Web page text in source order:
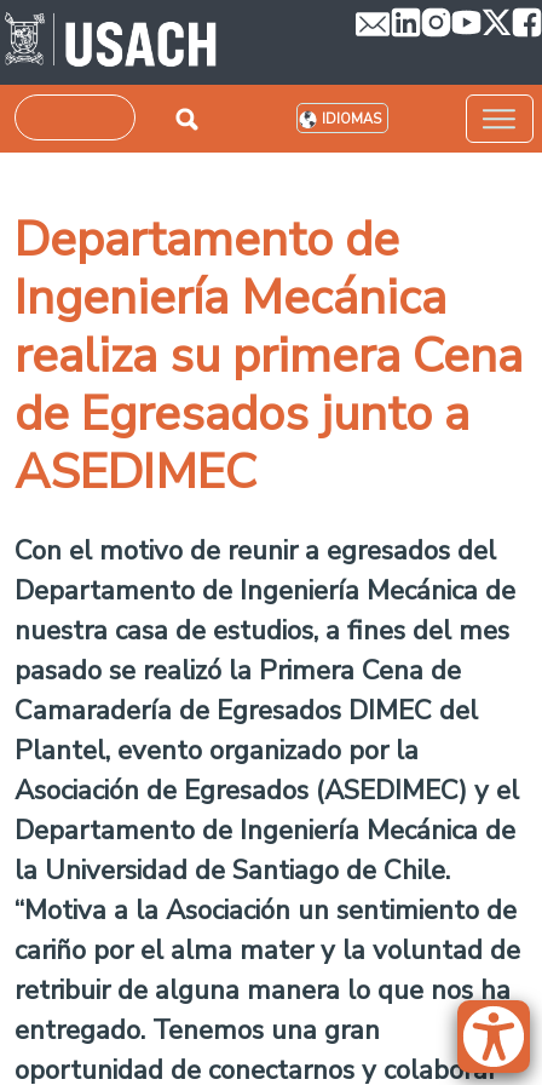
Pasar al contenido principal
Buscar IDIOMAS
Departamento de
Ingeniería Mecánica
realiza su primera Cena
de Egresados junto a
ASEDIMEC
Con el motivo de reunir a egresados del
Departamento de Ingeniería Mecánica de
nuestra casa de estudios, a fines del mes
pasado se realizó la Primera Cena de
Camaradería de Egresados DIMEC del
Plantel, evento organizado por la
Asociación de Egresados (ASEDIMEC) y el
Departamento de Ingeniería Mecánica de
la Universidad de Santiago de Chile.
“Motiva a la Asociación un sentimiento de
cariño por el alma mater y la voluntad de
retribuir de alguna manera lo que nos ha
entregado. Tenemos una gran
oportunidad de conectarnos y colaborar